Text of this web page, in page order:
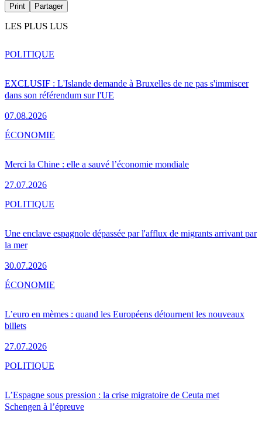
Print Partager
LES PLUS LUS
EXCLUSIF : L'Islande demande à Bruxelles de ne pas s'immiscer
dans son référendum sur l'UE
07.08.2026
POLITIQUE
Merci la Chine : elle a sauvé l’économie mondiale
27.07.2026
ÉCONOMIE
Une enclave espagnole dépassée par l'afflux de migrants arrivant par
la mer
30.07.2026
POLITIQUE
L’euro en mèmes : quand les Européens détournent les nouveaux
billets
27.07.2026
ÉCONOMIE
L’Espagne sous pression : la crise migratoire de Ceuta met
Schengen à l’épreuve
POLITIQUE